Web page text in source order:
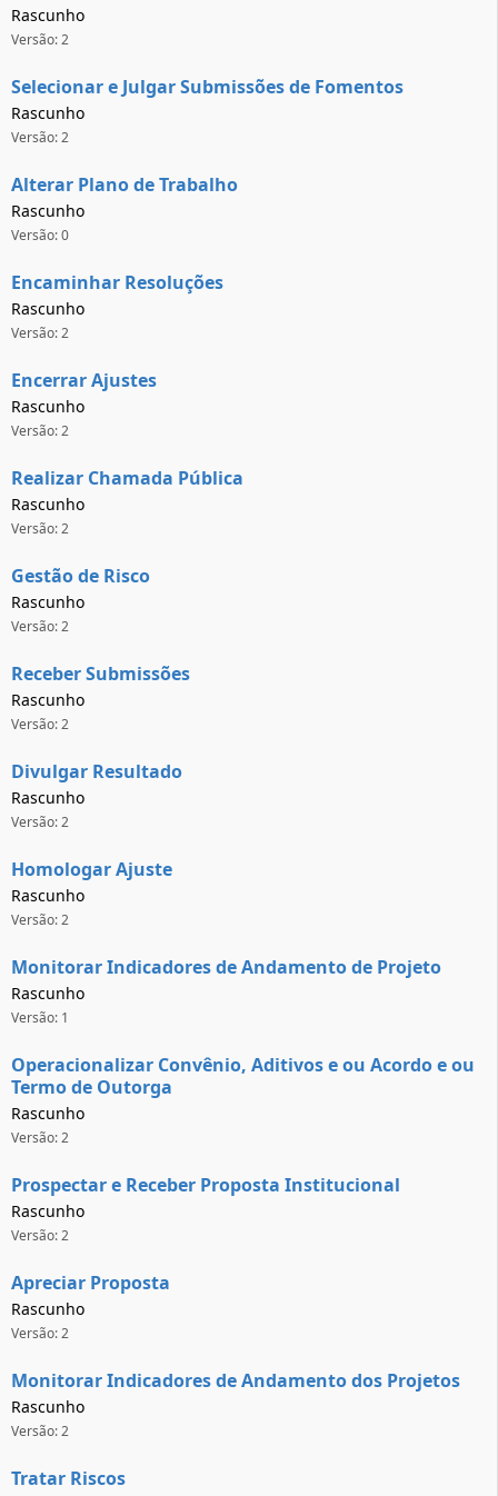
Rascunho
Versão: 2
Selecionar e Julgar Submissões de Fomentos
Rascunho
Versão: 2
Alterar Plano de Trabalho
Rascunho
Versão: 0
Encaminhar Resoluções
Rascunho
Versão: 2
Encerrar Ajustes
Rascunho
Versão: 2
Realizar Chamada Pública
Rascunho
Versão: 2
Gestão de Risco
Rascunho
Versão: 2
Receber Submissões
Rascunho
Versão: 2
Divulgar Resultado
Rascunho
Versão: 2
Homologar Ajuste
Rascunho
Versão: 2
Monitorar Indicadores de Andamento de Projeto
Rascunho
Versão: 1
Operacionalizar Convênio, Aditivos e ou Acordo e ou
Termo de Outorga
Rascunho
Versão: 2
Prospectar e Receber Proposta Institucional
Rascunho
Versão: 2
Apreciar Proposta
Rascunho
Versão: 2
Monitorar Indicadores de Andamento dos Projetos
Rascunho
Versão: 2
Tratar Riscos